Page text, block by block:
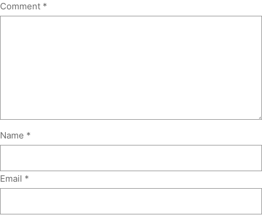
Comment *
Name *
Email *